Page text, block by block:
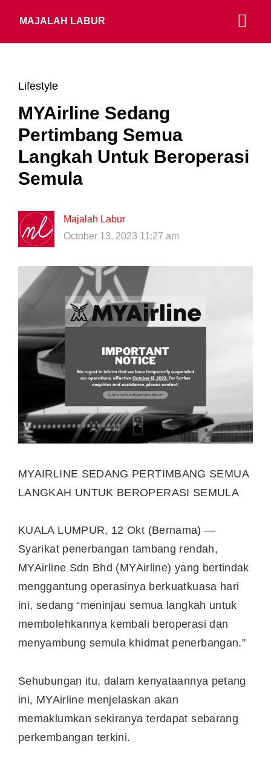
MAJALAH LABUR
Lifestyle
MYAirline Sedang
Pertimbang Semua
Langkah Untuk Beroperasi
Semula
Majalah Labur
October 13, 2023 11:27 am
MYAIRLINE SEDANG PERTIMBANG SEMUA
LANGKAH UNTUK BEROPERASI SEMULA
KUALA LUMPUR, 12 Okt (Bernama) —
Syarikat penerbangan tambang rendah,
MYAirline Sdn Bhd (MYAirline) yang bertindak
menggantung operasinya berkuatkuasa hari
ini, sedang “meninjau semua langkah untuk
membolehkannya kembali beroperasi dan
menyambung semula khidmat penerbangan.”
Sehubungan itu, dalam kenyataannya petang
ini, MYAirline menjelaskan akan
memaklumkan sekiranya terdapat sebarang
perkembangan terkini.